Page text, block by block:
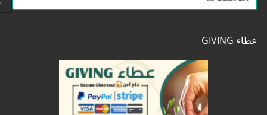
عن:
عطاء GIVING